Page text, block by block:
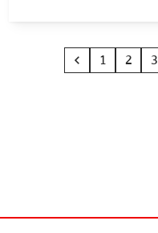
1 2 3